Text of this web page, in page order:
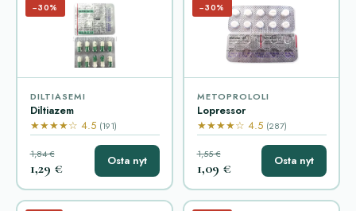
−30%
DILTIASEMI
Diltiazem
★★★★☆ 4.5 (191)
1,84 €
1,29 € Osta nyt
−30%
METOPROLOLI
Lopressor
★★★★☆ 4.5 (287)
1,55 €
1,09 € Osta nyt